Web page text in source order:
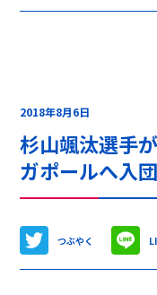
2018年8月6日
杉山颯汰選手
ガポールへ入
つぶやく